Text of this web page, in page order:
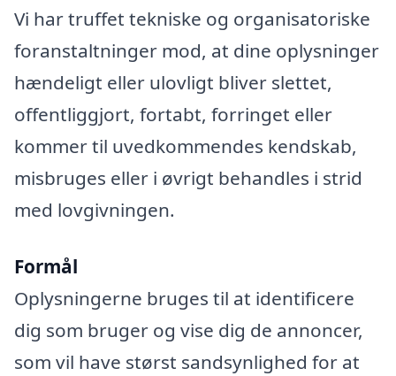
Vi har truffet tekniske og organisatoriske
foranstaltninger mod, at dine oplysninger
hændeligt eller ulovligt bliver slettet,
offentliggjort, fortabt, forringet eller
kommer til uvedkommendes kendskab,
misbruges eller i øvrigt behandles i strid
med lovgivningen.
Formål
Oplysningerne bruges til at identificere
dig som bruger og vise dig de annoncer,
som vil have størst sandsynlighed for at